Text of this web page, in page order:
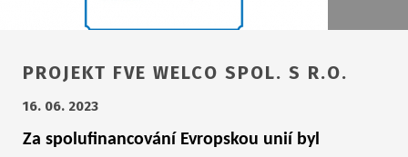
PROJEKT FVE WELCO SPOL. S R.O.
16. 06. 2023
Za spolufinancování Evropskou unií byl